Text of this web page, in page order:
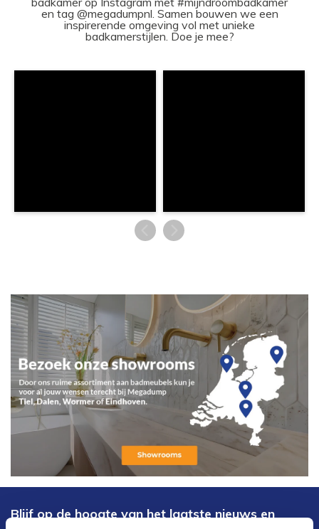
en tag @megadumpnl. Samen bouwen we een
inspirerende omgeving vol met unieke
badkamerstijlen. Doe je mee?
Blijf op de hoogte van het laatste nieuws en